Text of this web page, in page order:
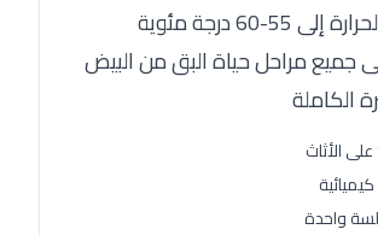
رفع درجة الحرارة إلى 55-60 درجة مئوية
جميع مراحل حياة البق من البيض
الكاملة
واحدة